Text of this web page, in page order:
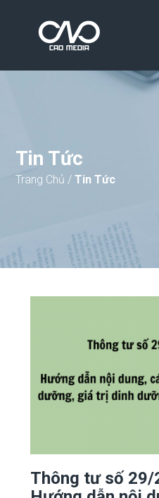
Tin Tức
Trang Chủ / Tin Tức
Thông tư số 29/